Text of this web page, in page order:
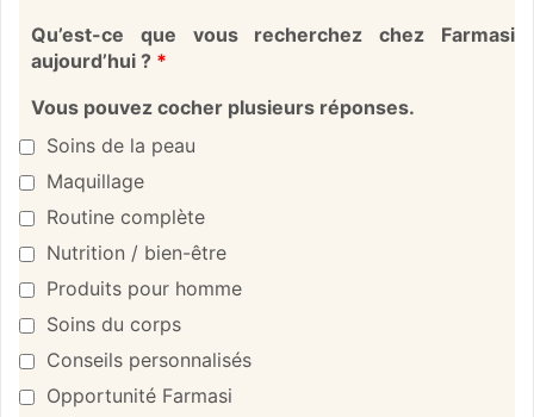
Qu’est-ce que vous recherchez chez Farmasi
aujourd’hui ? *
Vous pouvez cocher plusieurs réponses.
Soins de la peau
Maquillage
Routine complète
Nutrition / bien-être
Produits pour homme
Soins du corps
Conseils personnalisés
Opportunité Farmasi